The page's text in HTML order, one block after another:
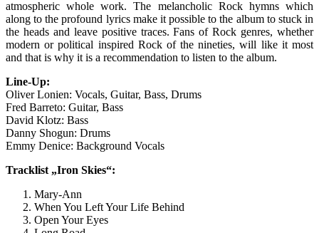
atmospheric whole work. The melancholic Rock hymns which
along to the profound lyrics make it possible to the album to stuck in
the heads and leave positive traces. Fans of Rock genres, whether
modern or political inspired Rock of the nineties, will like it most
and that is why it is a recommendation to listen to the album.
Line-Up:
Oliver Lonien: Vocals, Guitar, Bass, Drums
Fred Barreto: Guitar, Bass
David Klotz: Bass
Danny Shogun: Drums
Emmy Denice: Background Vocals
Tracklist „Iron Skies“:
Mary-Ann
When You Left Your Life Behind
Open Your Eyes